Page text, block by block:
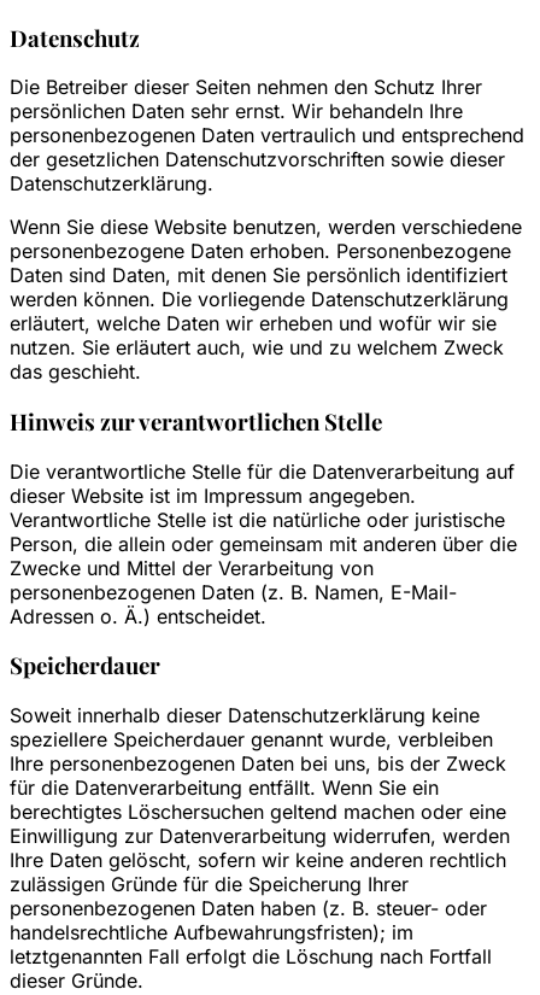
Datenschutz
Die Betreiber dieser Seiten nehmen den Schutz Ihrer
persönlichen Daten sehr ernst. Wir behandeln Ihre
personenbezogenen Daten vertraulich und entsprechend
der gesetzlichen Datenschutzvorschriften sowie dieser
Datenschutzerklärung.
Wenn Sie diese Website benutzen, werden verschiedene
personenbezogene Daten erhoben. Personenbezogene
Daten sind Daten, mit denen Sie persönlich identifiziert
werden können. Die vorliegende Datenschutzerklärung
erläutert, welche Daten wir erheben und wofür wir sie
nutzen. Sie erläutert auch, wie und zu welchem Zweck
das geschieht.
Hinweis zur verantwortlichen Stelle
Die verantwortliche Stelle für die Datenverarbeitung auf
dieser Website ist im Impressum angegeben.
Verantwortliche Stelle ist die natürliche oder juristische
Person, die allein oder gemeinsam mit anderen über die
Zwecke und Mittel der Verarbeitung von
personenbezogenen Daten (z. B. Namen, E-Mail-
Adressen o. Ä.) entscheidet.
Speicherdauer
Soweit innerhalb dieser Datenschutzerklärung keine
speziellere Speicherdauer genannt wurde, verbleiben
Ihre personenbezogenen Daten bei uns, bis der Zweck
für die Datenverarbeitung entfällt. Wenn Sie ein
berechtigtes Löschersuchen geltend machen oder eine
Einwilligung zur Datenverarbeitung widerrufen, werden
Ihre Daten gelöscht, sofern wir keine anderen rechtlich
zulässigen Gründe für die Speicherung Ihrer
personenbezogenen Daten haben (z. B. steuer- oder
handelsrechtliche Aufbewahrungsfristen); im
letztgenannten Fall erfolgt die Löschung nach Fortfall
dieser Gründe.